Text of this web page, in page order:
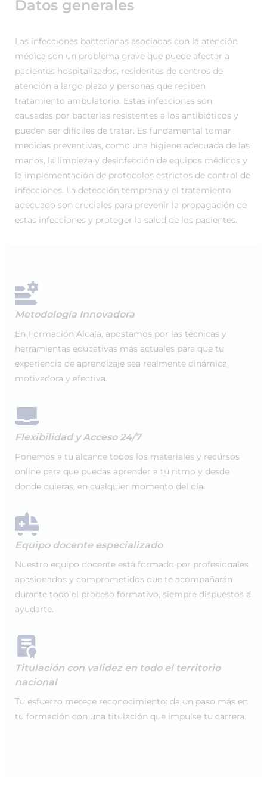
Datos generales
Las infecciones bacterianas asociadas con la atención
médica son un problema grave que puede afectar a
pacientes hospitalizados, residentes de centros de
atención a largo plazo y personas que reciben
tratamiento ambulatorio. Estas infecciones son
causadas por bacterias resistentes a los antibióticos y
pueden ser difíciles de tratar. Es fundamental tomar
medidas preventivas, como una higiene adecuada de las
manos, la limpieza y desinfección de equipos médicos y
la implementación de protocolos estrictos de control de
infecciones. La detección temprana y el tratamiento
adecuado son cruciales para prevenir la propagación de
estas infecciones y proteger la salud de los pacientes.
Metodología Innovadora
En Formación Alcalá, apostamos por las técnicas y
herramientas educativas más actuales para que tu
experiencia de aprendizaje sea realmente dinámica,
motivadora y efectiva.
Flexibilidad y Acceso 24/7
Ponemos a tu alcance todos los materiales y recursos
online para que puedas aprender a tu ritmo y desde
donde quieras, en cualquier momento del día.
Equipo docente especializado
Nuestro equipo docente está formado por profesionales
apasionados y comprometidos que te acompañarán
durante todo el proceso formativo, siempre dispuestos a
ayudarte.
Titulación con validez en todo el territorio
nacional
Tu esfuerzo merece reconocimiento: da un paso más en
tu formación con una titulación que impulse tu carrera.